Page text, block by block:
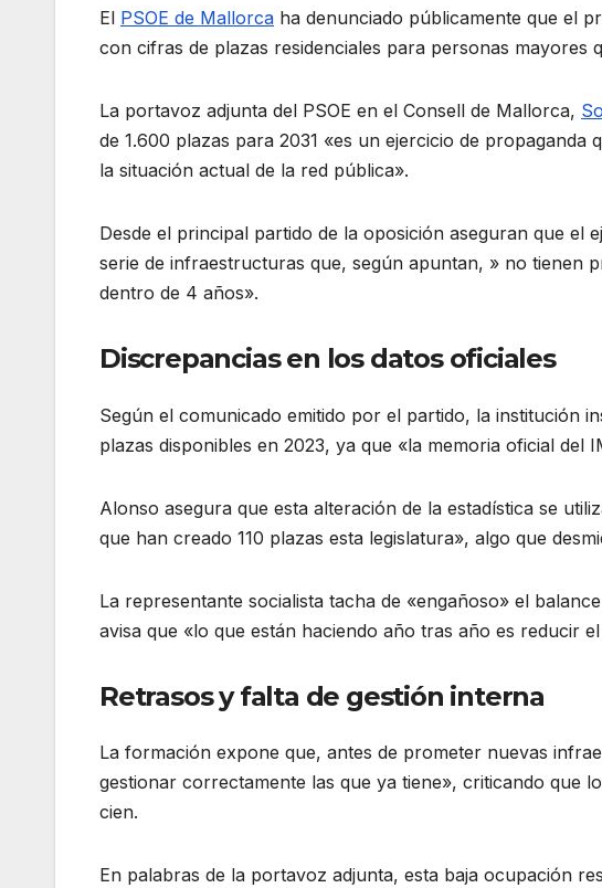
El PSOE de Mallorca ha denunciado públicamente que el
con cifras de plazas residenciales para personas
La portavoz adjunta del PSOE en el Consell de Mallorca,
de 1.600 plazas para 2031 «es un ejercicio de
la situación actual de la red pública».
Desde el principal partido de la oposición aseguran que el
serie de infraestructuras que, según apuntan, » no tienen
dentro de 4 años».
Discrepancias en los datos oficiales
Según el comunicado emitido por el partido, la institución
plazas disponibles en 2023, ya que «la memoria oficial del
Alonso asegura que esta alteración de la estadística se
que han creado 110 plazas esta legislatura», algo que
La representante socialista tacha de «engañoso» el
avisa que «lo que están haciendo año tras año es reducir
Retrasos y falta de gestión interna
La formación expone que, antes de prometer nuevas
gestionar correctamente las que ya tiene», criticando que
cien.
En palabras de la portavoz adjunta, esta baja ocupación